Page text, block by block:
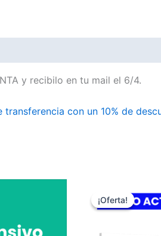
y recibilo en tu mail el 6/4.
con un 10% de
¡Oferta!
¡Oferta!
precio
original